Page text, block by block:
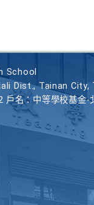
School
Dist., Tainan City,
名：中等學校基金